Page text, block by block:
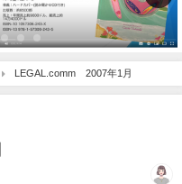
LEGAL.comm 2007年1月